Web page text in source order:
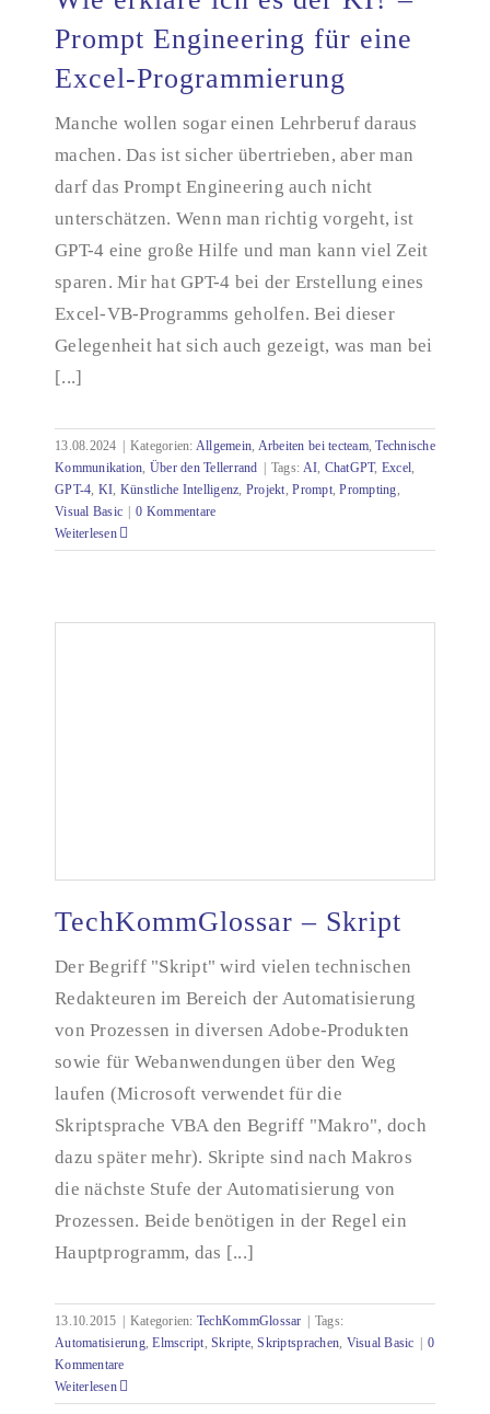
Wie erkläre ich es der KI? – Prompt Engineering
Prompt Engineering für eine
Excel-Programmierung
Manche wollen sogar einen Lehrberuf daraus
machen. Das ist sicher übertrieben, aber man
darf das Prompt Engineering auch nicht
unterschätzen. Wenn man richtig vorgeht, ist
GPT-4 eine große Hilfe und man kann viel Zeit
sparen. Mir hat GPT-4 bei der Erstellung eines
Excel-VB-Programms geholfen. Bei dieser
Gelegenheit hat sich auch gezeigt, was man bei
[...]
13.08.2024 Kategorien: Allgemein, Arbeiten bei tecteam,Technische
Kommunikation, Über den Tellerrand Tags: AI, ChatGPT, Excel,
GPT-4, KI, Künstliche Intelligenz, Projekt,Prompt,Prompting,
Visual Basic
0 Kommentare
Weiterlesen
TechKommGlossar – Skript
Der Begriff "Skript" wird vielen technischen
Redakteuren im Bereich der Automatisierung
von Prozessen in diversen Adobe-Produkten
sowie für Webanwendungen über den Weg
laufen (Microsoft verwendet für die
Skriptsprache VBA den Begriff "Makro", doch
dazu später mehr). Skripte sind nach Makros
die nächste Stufe der Automatisierung von
Prozessen. Beide benötigen in der Regel ein
Hauptprogramm, das [...]
13.10.2015 Kategorien: TechKommGlossar
Tags:
Automatisierung,Elmscript,Skripte,Skriptsprachen, Visual Basic
0
Kommentare
Weiterlesen